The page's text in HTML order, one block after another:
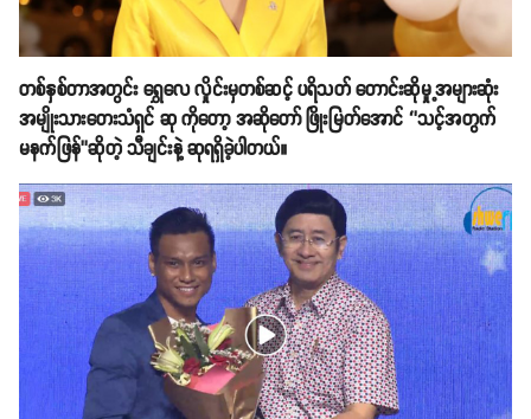
တစ်နှစ်တာအတွင်း ရွှေလေ လှိုင်းမှတစ်ဆင့် ပရိသတ် တောင်းဆိုမှု့အများဆုံး
အမျိုးသားတေးသံရှင် ဆု ကိုတော့ အဆိုတော် ဖြိုးမြတ်အောင် ‘’သင့်အတွက်
မနက်ဖြန်’’ဆိုတဲ့ သီချင်းနဲ့ ဆုရရှိခဲ့ပါတယ်။